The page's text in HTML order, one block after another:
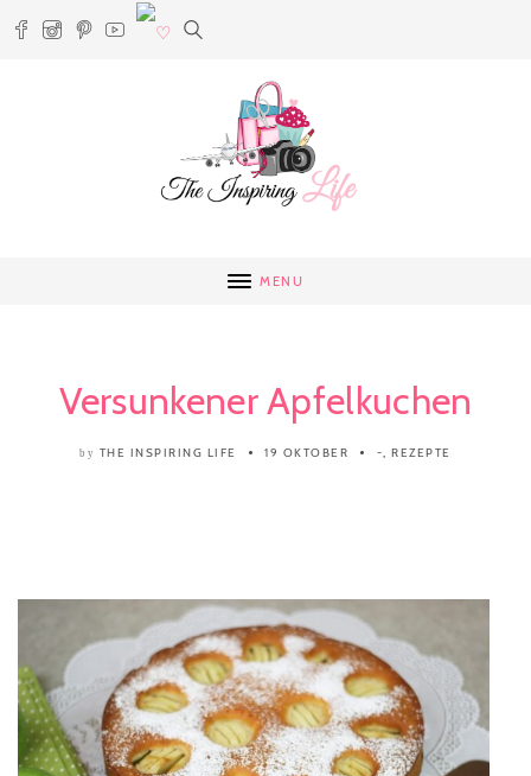
MENU
Versunkener Apfelkuchen
by THE INSPIRING LIFE 19 OKTOBER -,REZEPTE